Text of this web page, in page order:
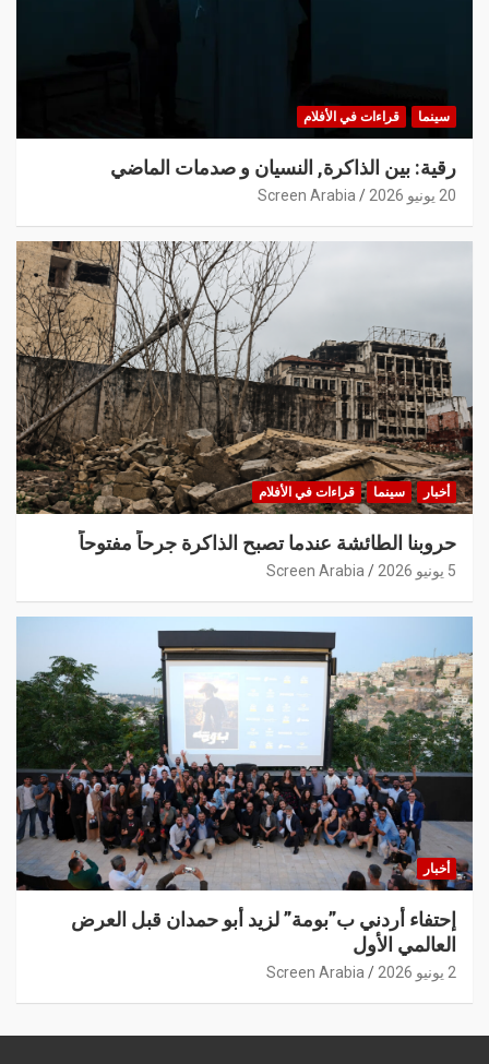
سينما قراءات في الأفلام
رقية: بين الذاكرة, النسيان و صدمات الماضي
20 يونيو 2026 Screen Arabia
أخبار سينما قراءات في الأفلام
حروبنا الطائشة عندما تصبح الذاكرة جرحاً مفتوحاً
5 يونيو 2026 Screen Arabia
أخبار
إحتفاء أردني ب”بومة” لزيد أبو حمدان قبل العرض
العالمي الأول
2 يونيو 2026 Screen Arabia